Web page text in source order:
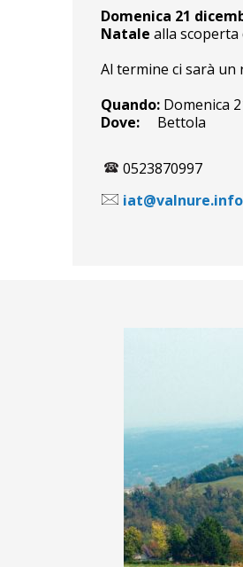
Domenica 21
Natale alla
Al termine ci sarà
Quando: Domenica
Dove:
Bettola
0523870997
iat@valnure.info